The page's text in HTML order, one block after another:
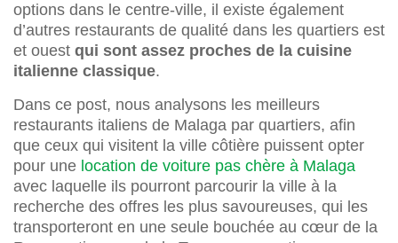
options dans le centre-ville, il existe également
d’autres restaurants de qualité dans les quartiers est
et ouest qui sont assez proches de la cuisine
italienne classique.
Dans ce post, nous analysons les meilleurs
restaurants italiens de Malaga par quartiers, afin
que ceux qui visitent la ville côtière puissent opter
pour une location de voiture pas chère à Malaga
avec laquelle ils pourront parcourir la ville à la
recherche des offres les plus savoureuses, qui les
transporteront en une seule bouchée au cœur de la